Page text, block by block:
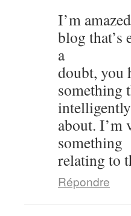
I’m
blog that’s
a
doubt, you
something
intelligently
about. I’m
something
relating to
Répondre